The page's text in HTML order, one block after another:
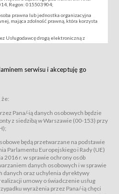
Regon: 015503904;
prawna lub jednostka organizacyjna
mająca zdolność prawną, która korzysta
Usługodawcę drogą elektroniczną z
(Akredytacje);
zawarcie umowy z
udziału w Wydarzeniu,
dla danego Wydarzenia, tj. uprawniające
seansach filmowych,
przez Usługodawcę w Serwisie;
serwisu i akceptuję go
Pana/-ią danych osobowych będzie
z siedzibą w Warszawie (00-153) przy
będą przetwarzane na podstawie
Parlamentu Europejskiego i Rady (UE)
2016 r. w sprawie ochrony osób
danych osobowych i w sprawie
danych oraz uchylenia dyrektywy
umowy o świadczenie usług
wyrażenia przez Pana/-ią chęci